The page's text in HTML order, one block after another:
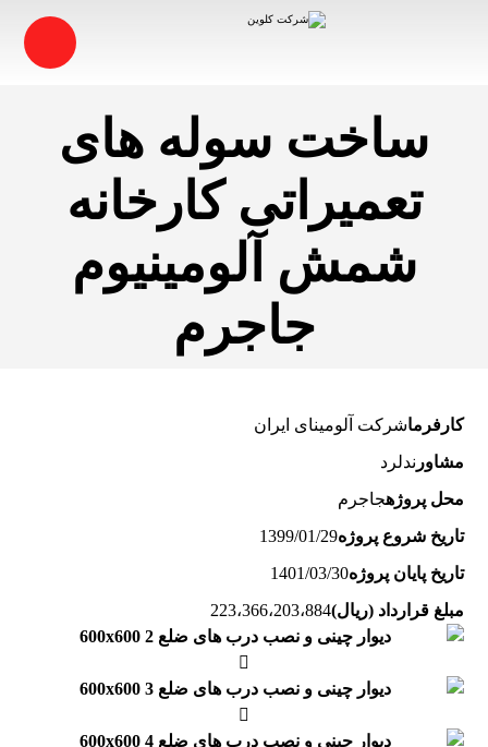
ساخت سوله های
تعمیراتی کارخانه
شمش آلومینیوم
جاجرم
کارفرماشرکت آلومینای ایران
مشاور ندلرد
محل پروژهجاجرم
تاریخ شروع پروژه1399/01/29
تاریخ پایان پروژه1401/03/30
مبلغ قرارداد (ریال)223،366،203،884